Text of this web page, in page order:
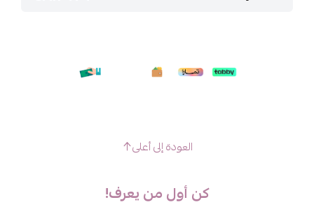
العودة إلى أعلى
كن أول من يعرف!